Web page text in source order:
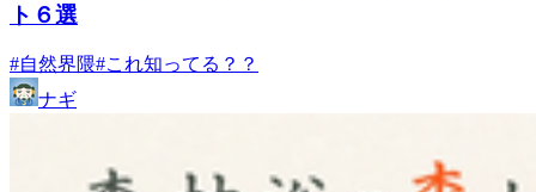
ト６選
#自然界隈#これ知ってる？？
ナギ